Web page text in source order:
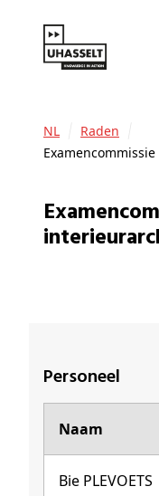
NL
Raden
Examencommissie master
Personeel
Naam
Bie PLEVOETS